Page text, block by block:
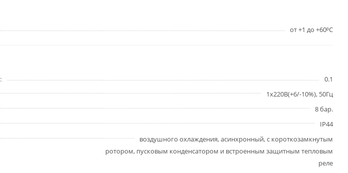
от +1 до +60⁰С
0.1
1х220В(+6/-10%), 50Гц
8 бар.
IP44
воздушного охлаждения, асинхронный, с короткозамкнутым
ротором, пусковым конденсатором и встроенным защитным тепловым
реле